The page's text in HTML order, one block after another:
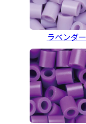
ラベンダー